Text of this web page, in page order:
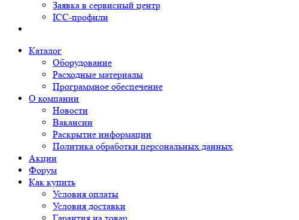
Заявка в сервисный центр
ICC-профили
Каталог
Оборудование
Расходные материалы
Программное обеспечение
О компании
Новости
Вакансии
Раскрытие информации
Политика обработки персональных данных
Акции
Форум
Как купить
Условия оплаты
Условия доставки